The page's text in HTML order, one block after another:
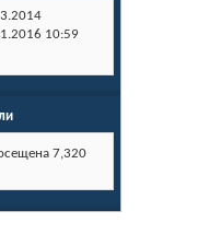
10:59
7,320